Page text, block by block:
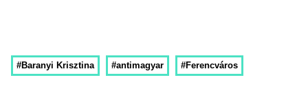
#Baranyi Krisztina #antimagyar #Ferencváros